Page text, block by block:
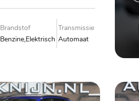
Brandstof
Benzine,Elektrisch
Transmissie
Automaat